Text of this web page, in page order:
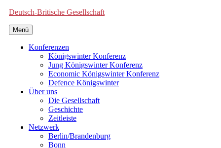
Deutsch-Britische Gesellschaft
Menü
Konferenzen
Königswinter Konferenz
Jung Königswinter Konferenz
Economic Königswinter Konferenz
Defence Königswinter
Über uns
Die Gesellschaft
Geschichte
Zeitleiste
Netzwerk
Berlin/Brandenburg
Bonn